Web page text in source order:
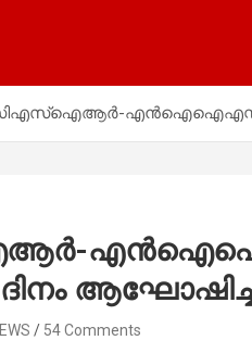
ദിനം
54 Comments